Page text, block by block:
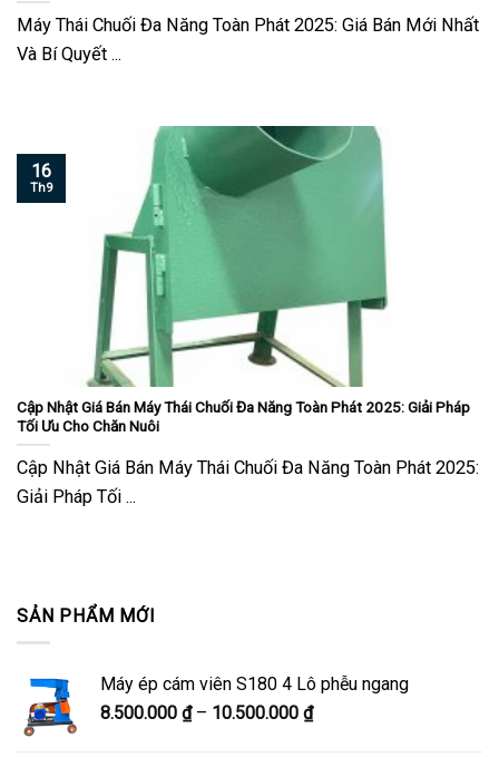
SẢN PHẨM MỚI
Máy ép cám viên S180 4 Lô phễu ngang
8.500.000 ₫ – 10.500.000 ₫Khoảng
Máy Thái Chuối Đa Năng Toàn Phát 2025: Giá Bán Mới Nhất
Và Bí Quyết ...
Cập Nhật Giá Bán Máy Thái Chuối Đa Năng Toàn Phát 2025: Giải Pháp
Tối Ưu Cho Chăn Nuôi
Cập Nhật Giá Bán Máy Thái Chuối Đa Năng Toàn Phát 2025:
Giải Pháp Tối ...
16
Th9